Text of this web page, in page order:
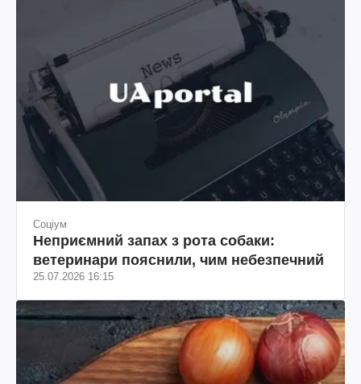
Соціум
Неприємний запах з рота собаки:
ветеринари пояснили, чим небезпечний
25.07.2026 16:15